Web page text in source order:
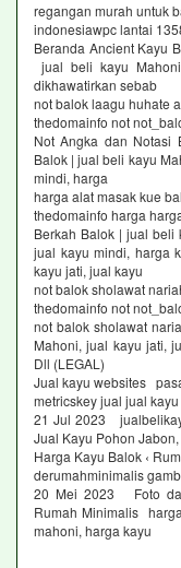
regangan murah untuk
indonesiawpc lantai
Beranda Ancient Kayu
jual beli kayu
dikhawatirkan sebab
not balok laagu huhate
thedomainfo not
Not Angka dan Notasi
Balok | jual beli kayu
mindi, harga
harga alat masak kue
thedomainfo harga
Berkah Balok | jual beli
jual kayu mindi, harga
kayu jati, jual kayu
not balok sholawat
thedomainfo not
not balok sholawat
Mahoni, jual kayu jati,
Dll (LEGAL)
Jual kayu websites
metricskey jual jual kayu
21 Jul 2023
Jual Kayu Pohon
Harga Kayu Balok ‹
derumahminimalis
20 Mei 2023 Foto
Rumah Minimalis
mahoni, harga kayu